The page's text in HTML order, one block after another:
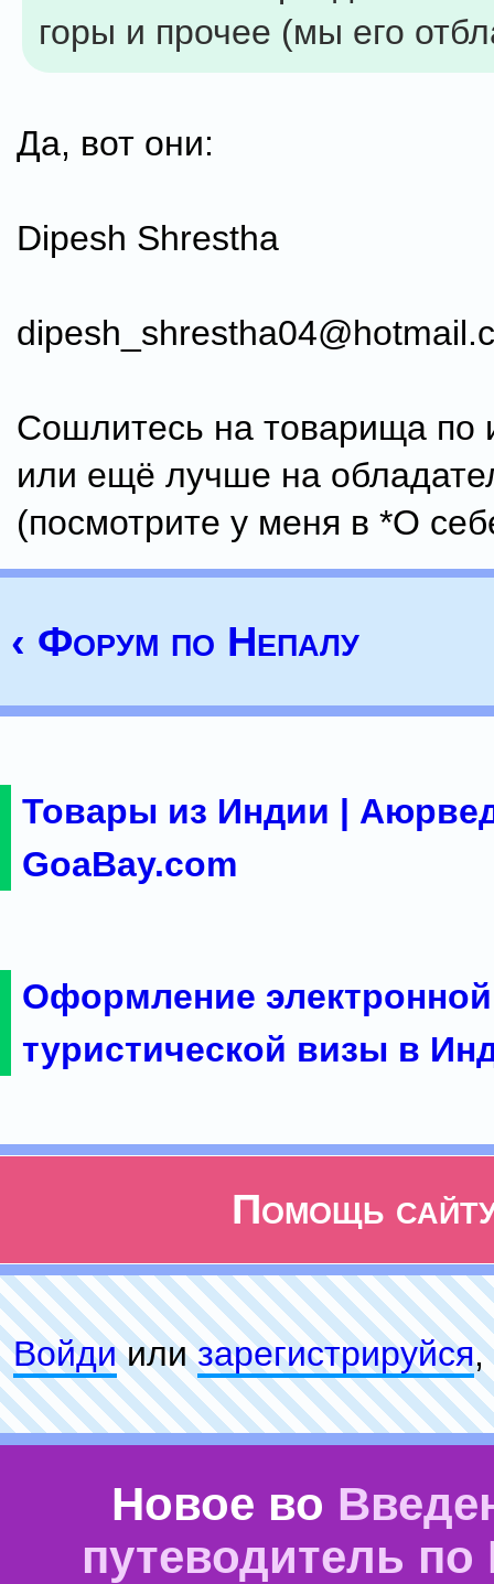
горы и прочее (мы его
Да, вот они:
Dipesh Shrestha
Сошлитесь на товарища по
или ещё лучше на
(посмотрите у меня в *O
‹ Форум по Непалу
Товары из Индии |
GoaBay.com
Оформление электронной
туристической визы в
Помощь
Войдиилизарeгиcтpируйся,
Новое во
путеводитель